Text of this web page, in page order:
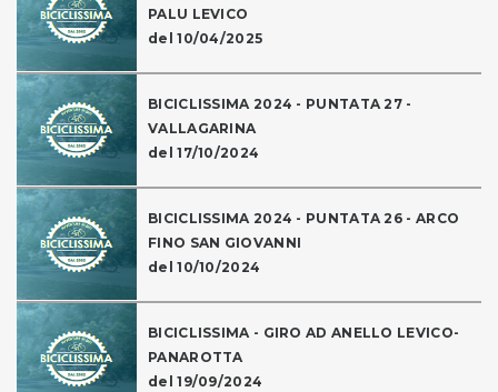
PALU LEVICO
del 10/04/2025
BICICLISSIMA 2024 - PUNTATA 27 -
VALLAGARINA
del 17/10/2024
BICICLISSIMA 2024 - PUNTATA 26 - ARCO
FINO SAN GIOVANNI
del 10/10/2024
BICICLISSIMA - GIRO AD ANELLO LEVICO-
PANAROTTA
del 19/09/2024